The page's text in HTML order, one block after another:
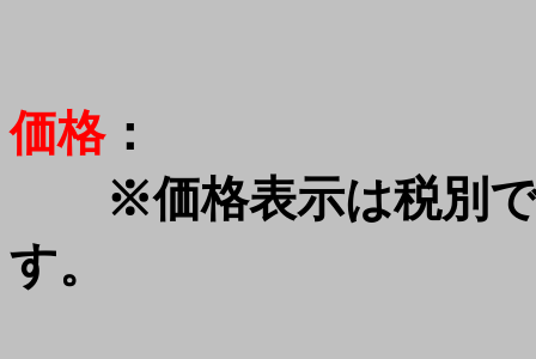
価格：
※価格表示は税別で
す。